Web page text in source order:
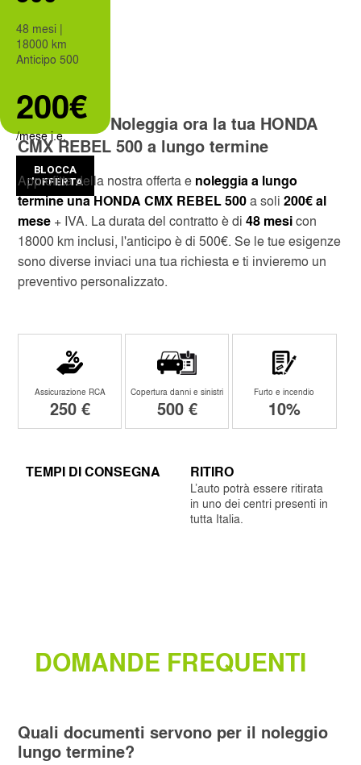
CUSTOMER SERVICE
SKIP THE LINE
MONTHLY RENTAL
CAGLIARI
MILAN LINATE
MILAN CENTRAL STATION
NAPLES INTERNATIONAL AIRPORT
OBIA COSTA SMERALDA
48 mesi |
18000 km
Anticipo 500
200€
/mese i.e.
BLOCCA
L'OFFERTA
Noleggia ora la tua HONDA
CMX REBEL 500 a lungo termine
Approfitta della nostra offerta e noleggia a lungo
termine una HONDA CMX REBEL 500a soli200€ al
mese + IVA. La durata del contratto è di48 mesicon
18000 km inclusi, l'anticipo è di 500€. Se le tue esigenze
sono diverse inviaci una tua richiesta e ti invieremo un
preventivo personalizzato.
Assicurazione RCA
250 €
Copertura danni e sinistri
500 €
Furto e incendio
10%
TEMPI DI CONSEGNA RITIRO
L’auto potrà essere ritirata
in uno dei centri presenti in
tutta Italia.
DOMANDE FREQUENTI
Quali documenti servono per il noleggio
lungo termine?